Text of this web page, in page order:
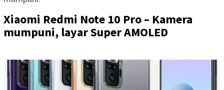
Xiaomi Redmi Note 10 Pro – Kamera
mumpuni, layar Super AMOLED